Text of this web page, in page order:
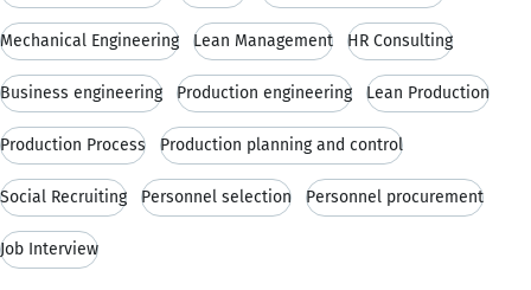
Mechanical Engineering Lean Management HR Consulting
Business engineering Production engineering Lean Production
Production Process Production planning and control
Social Recruiting Personnel selection Personnel procurement
Job Interview